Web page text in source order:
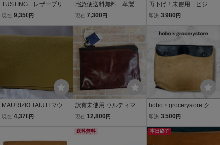
TUSTING レザーブリー
フケース （管理番号：0
現在 9,350 円
宅急便送料無料 革製
書類入れ 冊子入れ 資
グ 携帯バッグ オレン
ジ A4対応 日本製 IN
DEED インディード
現在 7,300 円
再下げ！未使用！ビジネ
スバッグ イタリア製SIM
バッグ レザー 底まで
開閉、出入楽、容量大
約34×25×マチ6
即決 3,980 円
MAURIZIO TAIUTI マウリ
ツィオ タユーティ レザー
ズ レディース イタリア製
現在 4,378円
訳有未使用 ウルティマ バ
リエタス トスカーナ レザ
チバッグ セカンドバッグ
現在 12,800 円
hobo × grocerystore クラ
ッチバッグ レザー 本革 2
トケース 牛革 スエー
即決 3,500 円
送料無料 本日終了